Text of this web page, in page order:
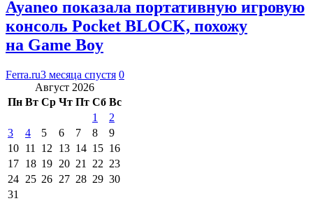
Ayaneo показала портативную игровую
консоль Pocket BLOCK, похожу
на Game Boy
Ferra.ru3 месяца спустя 0
Август 2026
Пн Вт Ср Чт Пт Сб Вс
1
2
3
4 5 6 7 8
9
10 11 12 13 14 15 16
17 18 19 20 21 22 23
24 25 26 27 28 29 30
31